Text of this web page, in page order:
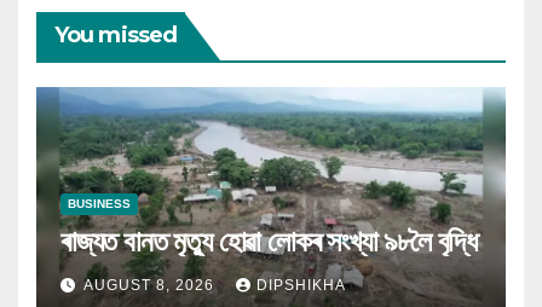
You missed
BUSINESS
ৰাজ্যত বানত মৃত্যু হোৱা লোকৰ সংখ্যা ৯৮লৈ বৃদ্ধি
AUGUST 8, 2026 DIPSHIKHA